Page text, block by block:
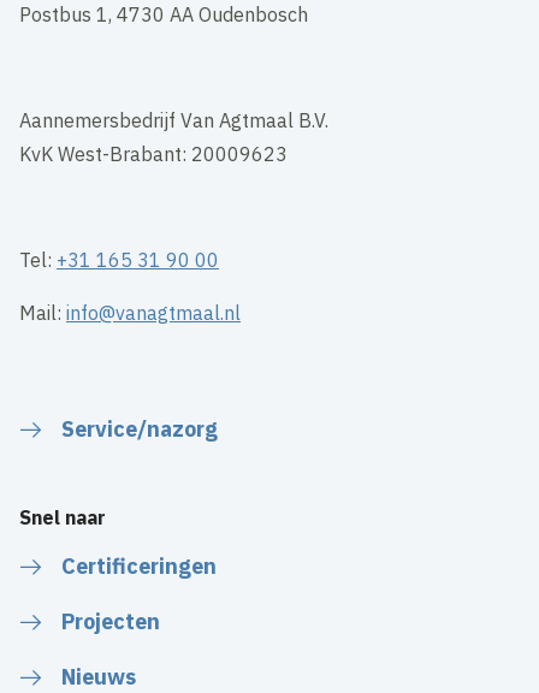
Postbus 1, 4730 AA Oudenbosch
Aannemersbedrijf Van Agtmaal B.V.
KvK West-Brabant: 20009623
Tel: +31 165 31 90 00
Mail:info@vanagtmaal.nl
Service/nazorg
Snel naar
Certificeringen
Projecten
Nieuws